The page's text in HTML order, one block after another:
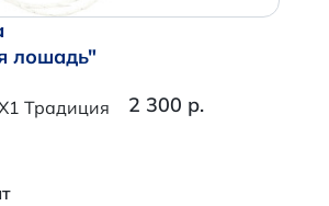
лошадь"
Традиция 2 300 р.